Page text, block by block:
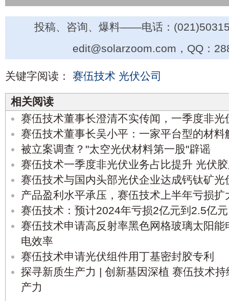
投稿、咨询、爆料——电话：
edit@solarzoom.com，QQ：
关键字阅读： 赛伍技术 光伏公司
相关阅读
赛伍技术董事长澄清不实传闻，一季度非
赛伍技术董事长吴小平：一家平台型的材料
被立案调查？"太空光伏材料第一股"辟谣
赛伍技术一季度非光伏业务占比提升 光伏
赛伍技术与国内头部光伏企业达成钙钛矿光
产品盈利水平承压，赛伍技术上半年亏损
赛伍技术：预计2024年亏损2亿元到2.5亿元
赛伍技术申请高反射率黑色网格玻璃太阳
电效率
赛伍技术申请光伏组件用丁基密封胶专利
探寻新质生产力 | 创新基因深植 赛伍技术
产力